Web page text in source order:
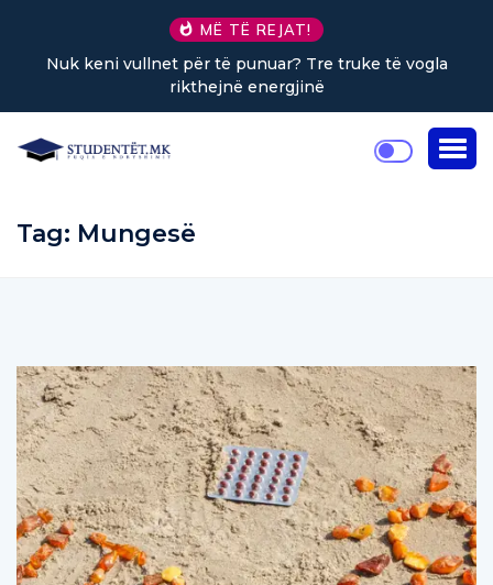
MË TË REJAT!
Nuk keni vullnet për të punuar? Tre truke të vogla
rikthejnë energjinë
Tag: Mungesë